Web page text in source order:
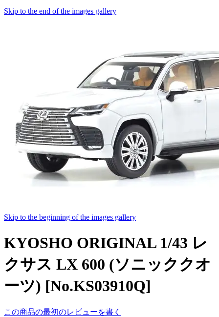
Skip to the end of the images gallery
Skip to the beginning of the images gallery
KYOSHO ORIGINAL 1/43 レ
クサス LX 600 (ソニッククオ
ーツ) [No.KS03910Q]
この商品の最初のレビューを書く